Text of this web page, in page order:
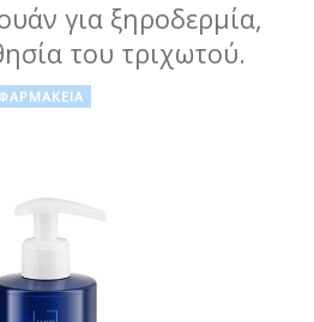
για ξηροδερμία,
του τριχωτού.